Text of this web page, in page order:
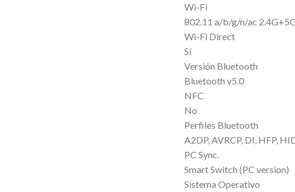
Wi-Fi
802.11 a/b/g/n/ac
Wi-Fi Direct
Sí
Versión Bluetooth
Bluetooth v5.0
NFC
No
Perfiles Bluetooth
A2DP, AVRCP, DI, HFP,
PC Sync.
Smart Switch (PC version)
Sistema Operativo